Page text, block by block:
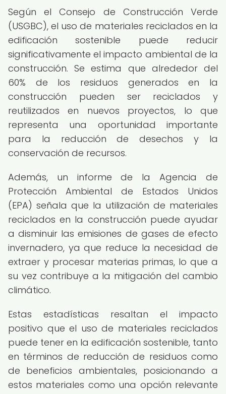
Según el Consejo de Construcción Verde
(USGBC), el uso de materiales reciclados en la
edificación sostenible puede reducir
significativamente el impacto ambiental de la
construcción. Se estima que alrededor del
60% de los residuos generados en la
construcción pueden ser reciclados y
reutilizados en nuevos proyectos, lo que
representa una oportunidad importante
para la reducción de desechos y la
conservación de recursos.
Además, un informe de la Agencia de
Protección Ambiental de Estados Unidos
(EPA) señala que la utilización de materiales
reciclados en la construcción puede ayudar
a disminuir las emisiones de gases de efecto
invernadero, ya que reduce la necesidad de
extraer y procesar materias primas, lo que a
su vez contribuye a la mitigación del cambio
climático.
Estas estadísticas resaltan el impacto
positivo que el uso de materiales reciclados
puede tener en la edificación sostenible, tanto
en términos de reducción de residuos como
de beneficios ambientales, posicionando a
estos materiales como una opción relevante